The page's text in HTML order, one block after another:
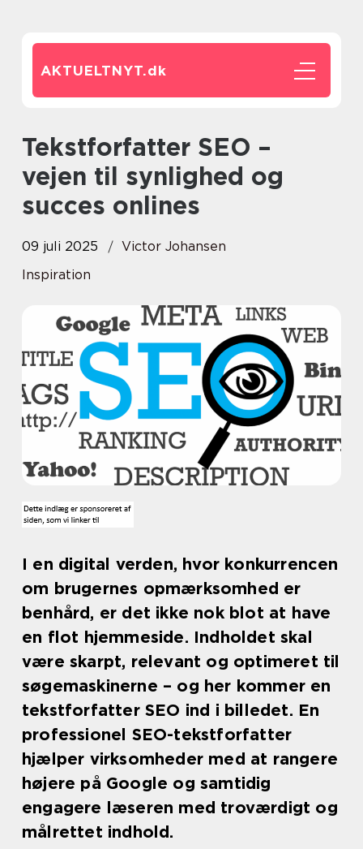
AKTUELTNYT.dk
Tekstforfatter SEO –
vejen til synlighed og
succes onlines
09 juli 2025
Victor Johansen
Inspiration
I en digital verden, hvor konkurrencen
om brugernes opmærksomhed er
benhård, er det ikke nok blot at have
en flot hjemmeside. Indholdet skal
være skarpt, relevant og optimeret til
søgemaskinerne – og her kommer en
tekstforfatter SEO ind i billedet. En
professionel SEO-tekstforfatter
hjælper virksomheder med at rangere
højere på Google og samtidig
engagere læseren med troværdigt og
målrettet indhold.